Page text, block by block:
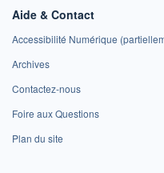
Aide & Contact
Accessibilité Numérique
Archives
Contactez-nous
Foire aux Questions
Plan du site